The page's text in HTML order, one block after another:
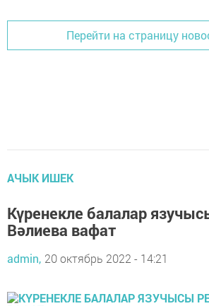
Перейти на страницу
АЧЫК ИШЕК
Күренекле балалар
Вәлиева вафат
admin, 20 октябрь 2022 - 14:21